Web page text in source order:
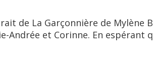
de La Garçonnière de Mylène
et Corinne. En espérant